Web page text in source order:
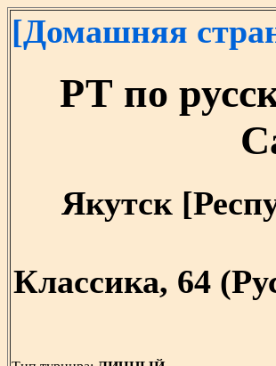
[Домашняя
РТ по
Якутск
Классика, 64